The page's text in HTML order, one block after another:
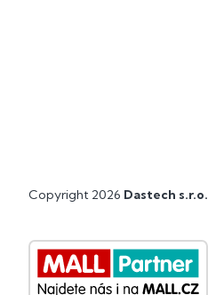
Copyright 2026 Dastech s.r.o.